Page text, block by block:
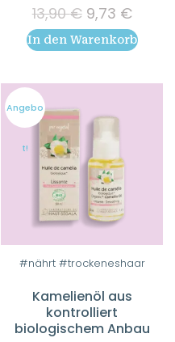
out of 5
13,90€
Preis
war:
9,73 €
Preis
ist:
In den Warenkorb
Angebo
t!
#nährt #trockeneshaar
Kamelienöl aus
kontrolliert
biologischem Anbau